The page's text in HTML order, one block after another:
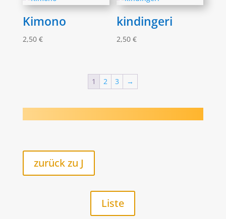
Kimono
2,50 €
kindingeri
2,50€
1 2 3 →
zurück zu J
Liste